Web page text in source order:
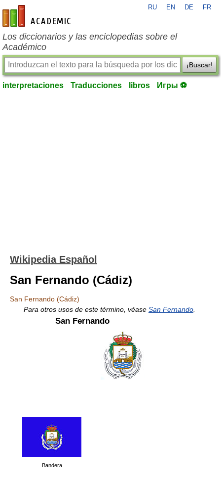
es-academic.com
RU EN DE FR
Los diccionarios y las enciclopedias sobre el
Académico
¡Buscar!
interpretaciones Traducciones libros Игры ⚽
Wikipedia Español
San Fernando (Cádiz)
San Fernando (Cádiz)
Para otros usos de este término, véase San Fernando
San Fernando
Bandera